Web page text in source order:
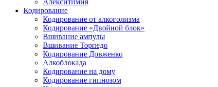
Алекситимия
Кодирование
Кодирование от алкоголизма
Кодирование «Двойной блок»
Вшивание ампулы
Вшивание Торпедо
Кодирование Довженко
Алкоблокада
Кодирование на дому
Кодирование гипнозом